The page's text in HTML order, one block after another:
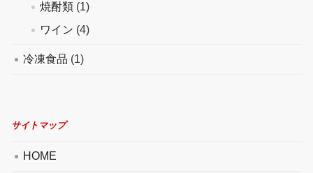
焼酎類 (1)
ワイン (4)
冷凍食品 (1)
サイトマップ
HOME